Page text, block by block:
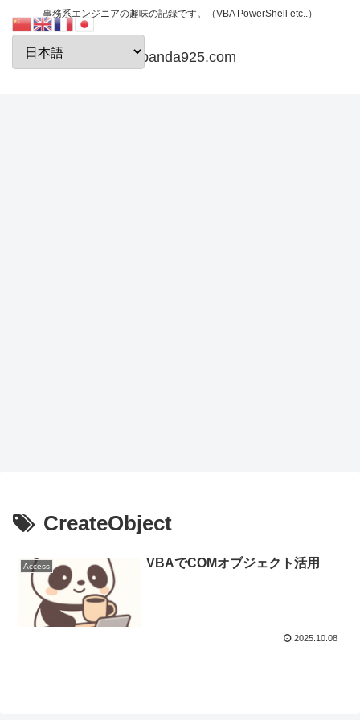
事務系エンジニアの趣味の記録です。（VBA PowerShell etc..）
papanda925.com
CreateObject
Access VBAでCOMオブジェクト活用
2025.10.08